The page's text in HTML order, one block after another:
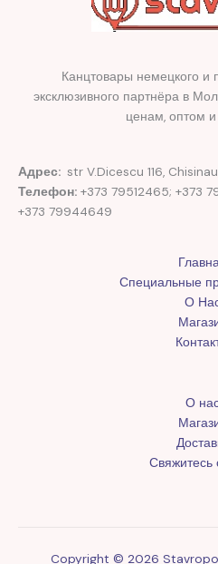
Канцтовары немецкого и
эксклюзивного партнёра в
ценам, оптом и
Адрес: str V.Dicescu 116,
Телефон: +373 79512465; +373
+373 79944649
Специальные
О
О
Свяжитесь
Copyright © 2026